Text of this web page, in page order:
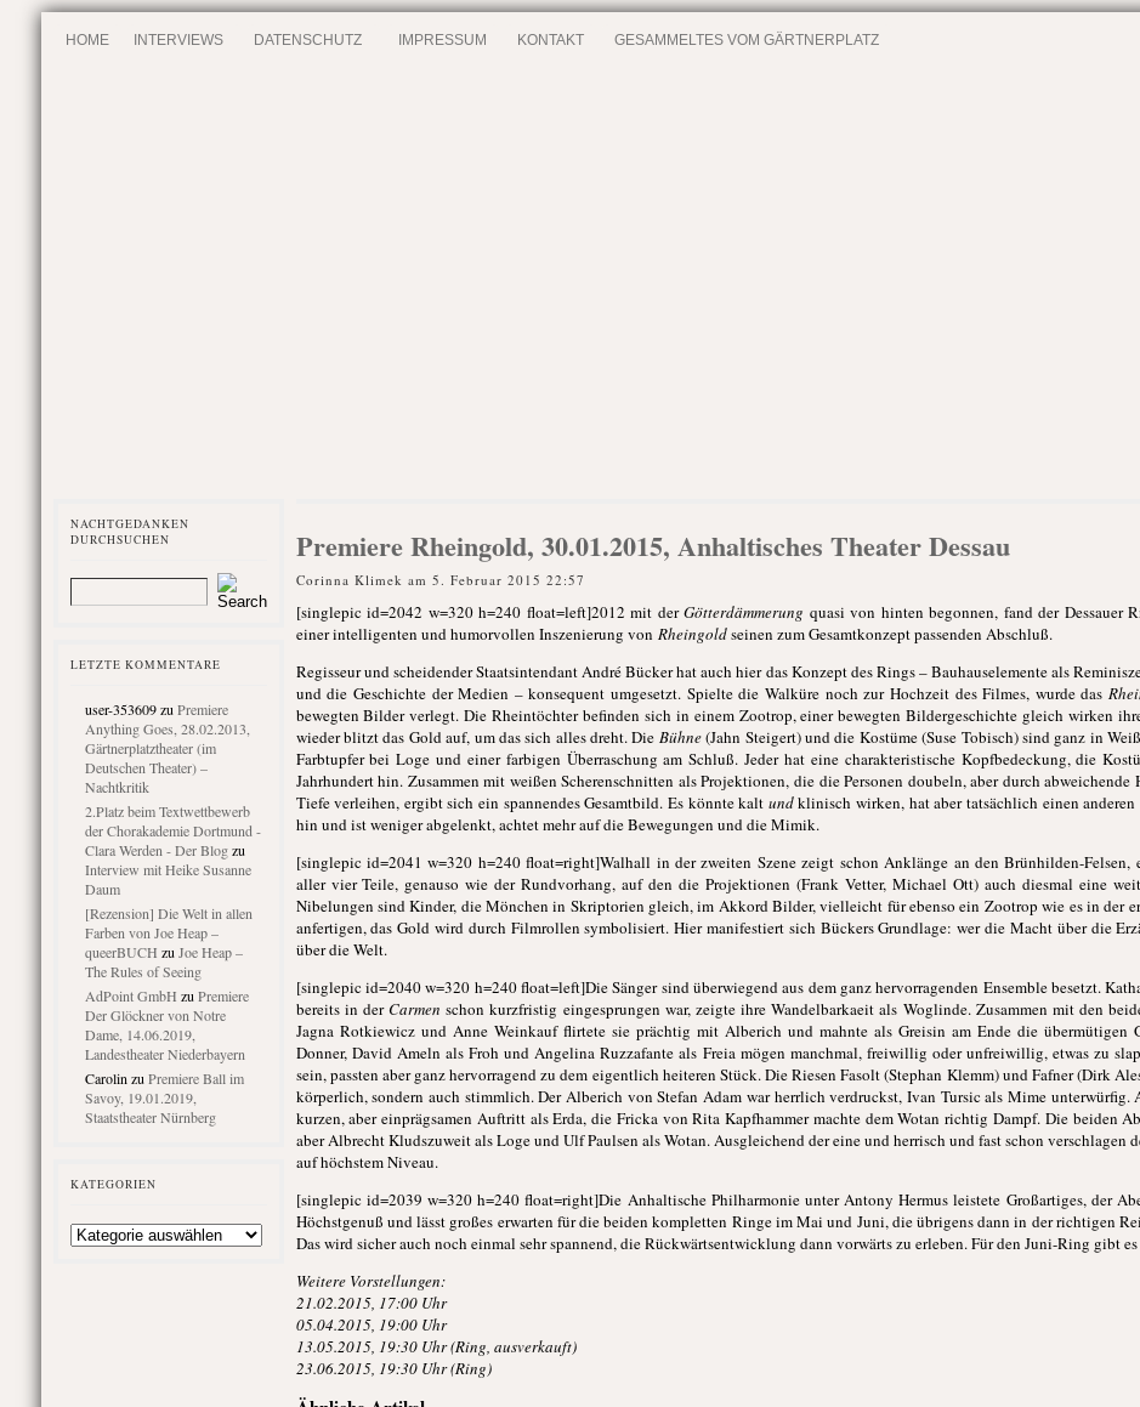
HOME INTERVIEWS DATENSCHUTZ IMPRESSUM KONTAKT GESAMMELTES VOM GÄRTNERPLATZ
NACHTGEDANKEN
DURCHSUCHEN
LETZTE KOMMENTARE
user-353609zu Premiere
Anything Goes, 28.02.2013,
Gärtnerplatztheater (im
Deutschen Theater) –
Nachtkritik
2.Platz beim Textwettbewerb
der Chorakademie Dortmund -
Clara Werden - Der Blogzu
Interview mit Heike Susanne
Daum
[Rezension] Die Welt in allen
Farben von Joe Heap –
queerBUCH zu Joe Heap –
The Rules of Seeing
AdPoint GmbH zu Premiere
Der Glöckner von Notre
Dame, 14.06.2019,
Landestheater Niederbayern
Carolin zu Premiere Ball im
Savoy, 19.01.2019,
Staatstheater Nürnberg
KATEGORIEN
Kategorien
Premiere Rheingold, 30.01.2015, Anhaltisches Theater Dessau
Corinna Klimek am 5. Februar 2015 22:57
[singlepic id=2042 w=320 h=240 float=left]2012 mit derGötterdämmerung quasi von hinten begonnen, fand der Dessauer
einer intelligenten und humorvollen Inszenierung von Rheingoldseinen zum Gesamtkonzept passenden Abschluß.
Regisseur und scheidender Staatsintendant André Bücker hat auch hier das Konzept des Rings – Bauhauselemente als
und die Geschichte der Medien – konsequent umgesetzt. Spielte die Walküre noch zur Hochzeit des Filmes, wurde das
bewegten Bilder verlegt. Die Rheintöchter befinden sich in einem Zootrop, einer bewegten Bildergeschichte gleich wirken
wieder blitzt das Gold auf, um das sich alles dreht. Die Bühne(Jahn Steigert) und die Kostüme (Suse Tobisch) sind ganz in
Farbtupfer bei Loge und einer farbigen Überraschung am Schluß. Jeder hat eine charakteristische Kopfbedeckung, die
Jahrhundert hin. Zusammen mit weißen Scherenschnitten als Projektionen, die die Personen doubeln, aber durch
Tiefe verleihen, ergibt sich ein spannendes Gesamtbild. Es könnte kalt undklinisch wirken, hat aber tatsächlich einen
hin und ist weniger abgelenkt, achtet mehr auf die Bewegungen und die Mimik.
[singlepic id=2041 w=320 h=240 float=right]Walhall in der zweiten Szene zeigt schon Anklänge an den Brünhilden-Felsen,
aller vier Teile, genauso wie der Rundvorhang, auf den die Projektionen (Frank Vetter, Michael Ott) auch diesmal eine
Nibelungen sind Kinder, die Mönchen in Skriptorien gleich, im Akkord Bilder, vielleicht für ebenso ein Zootrop wie es in der
anfertigen, das Gold wird durch Filmrollen symbolisiert. Hier manifestiert sich Bückers Grundlage: wer die Macht über die
über die Welt.
[singlepic id=2040 w=320 h=240 float=left]Die Sänger sind überwiegend aus dem ganz hervorragenden Ensemble besetzt.
bereits in derCarmen schon kurzfristig eingesprungen war, zeigte ihre Wandelbarkaeit als Woglinde. Zusammen mit den
Jagna Rotkiewicz und Anne Weinkauf flirtete sie prächtig mit Alberich und mahnte als Greisin am Ende die übermütigen
Donner, David Ameln als Froh und Angelina Ruzzafante als Freia mögen manchmal, freiwillig oder unfreiwillig, etwas zu
sein, passten aber ganz hervorragend zu dem eigentlich heiteren Stück. Die Riesen Fasolt (Stephan Klemm) und Fafner (Dirk
körperlich, sondern auch stimmlich. Der Alberich von Stefan Adam war herrlich verdruckst, Ivan Tursic als Mime unterwürfig.
kurzen, aber einprägsamen Auftritt als Erda, die Fricka von Rita Kapfhammer machte dem Wotan richtig Dampf. Die beiden
aber Albrecht Kludszuweit als Loge und Ulf Paulsen als Wotan. Ausgleichend der eine und herrisch und fast schon verschlagen
auf höchstem Niveau.
[singlepic id=2039 w=320 h=240 float=right]Die Anhaltische Philharmonie unter Antony Hermus leistete Großartiges, der
Höchstgenuß und lässt großes erwarten für die beiden kompletten Ringe im Mai und Juni, die übrigens dann in der richtigen
Das wird sicher auch noch einmal sehr spannend, die Rückwärtsentwicklung dann vorwärts zu erleben. Für den Juni-Ring gibt
Weitere Vorstellungen:
21.02.2015, 17:00 Uhr
05.04.2015, 19:00 Uhr
13.05.2015, 19:30 Uhr (Ring, ausverkauft)
23.06.2015, 19:30 Uhr (Ring)